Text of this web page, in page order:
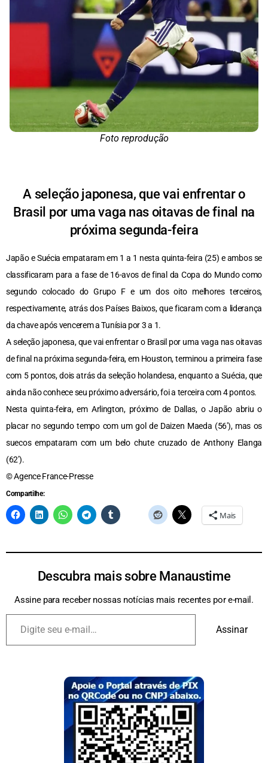
Foto reprodução
A seleção japonesa, que vai enfrentar o
Brasil por uma vaga nas oitavas de final na
próxima segunda-feira
Japão e Suécia empataram em 1 a 1 nesta quinta-feira (25) e ambos se
classificaram para a fase de 16-avos de final da Copa do Mundo como
segundo colocado do Grupo F e um dos oito melhores terceiros,
respectivamente, atrás dos Países Baixos, que ficaram com a liderança
da chave após vencerem a Tunísia por 3 a 1.
A seleção japonesa, que vai enfrentar o Brasil por uma vaga nas oitavas
de final na próxima segunda-feira, em Houston, terminou a primeira fase
com 5 pontos, dois atrás da seleção holandesa, enquanto a Suécia, que
ainda não conhece seu próximo adversário, foi a terceira com 4 pontos.
Nesta quinta-feira, em Arlington, próximo de Dallas, o Japão abriu o
placar no segundo tempo com um gol de Daizen Maeda (56′), mas os
suecos empataram com um belo chute cruzado de Anthony Elanga
(62′).
© Agence France-Presse
Compartilhe:
Mais
Descubra mais sobre Manaustime
Assine para receber nossas notícias mais recentes por e-mail.
Assinar